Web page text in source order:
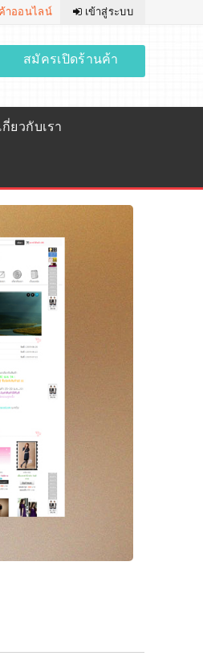
าออนไลน์ เข้าสู่ระบบ
สมัครเปิดร้านค้า
กี่ยวกับเรา